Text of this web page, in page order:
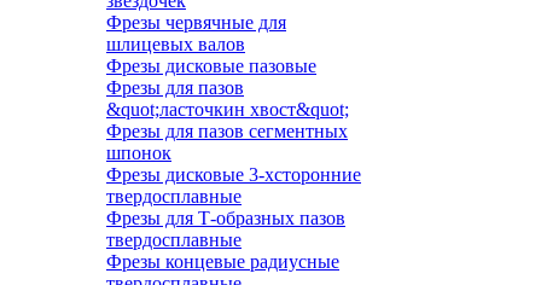
Фрезы червячные для
шлицевых валов
Фрезы дисковые пазовые
Фрезы для пазов
&quot;ласточкин хвост&quot;
Фрезы для пазов сегментных
шпонок
Фрезы дисковые 3-хсторонние
твердосплавные
Фрезы для Т-образных пазов
твердосплавные
Фрезы концевые радиусные